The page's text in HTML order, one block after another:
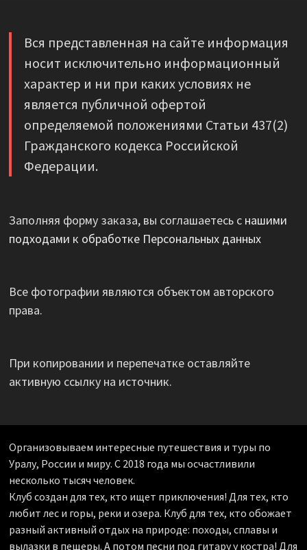
Вся представленная на сайте информация
носит исключительно информационный
характер и ни при каких условиях не
является публичной офертой
определяемой положениями Статьи 437(2)
Гражданского кодекса Российской
Федерации.
Заполняя форму заказа, вы соглашаетесь с нашими
подходами к обработке Персональных данных
Все фотографии являются объектом авторского
права.
При копировании и перепечатке оставляйте
активную ссылку на источник.
Организовываем интересные путешествия и туры по
Уралу, России и миру. С 2018 года мы осчастливили
несколько тысяч человек.
Клуб создан для тех, кто ищет приключения! Для тех, кто
любит лес и горы, реки и озера. Клуб для тех, кто обожает
разный активный отдых на природе: походы, сплавы и
вылазки в пещеры. А потом песни под гитару у костра! Для